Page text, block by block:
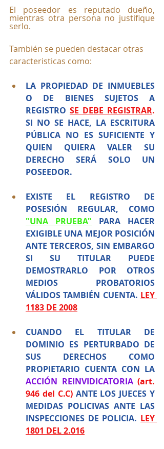
El poseedor es reputado dueño,
mientras otra persona no justifique
serlo.
También se pueden destacar otras
caracteristicas como:
LA PROPIEDAD DE INMUEBLES
O DE BIENES SUJETOS A
REGISTRO SE DEBE REGISTRAR
SI NO SE HACE, LA ESCRITURA
PÚBLICA NO ES SUFICIENTE Y
QUIEN QUIERA VALER SU
DERECHO SERÁ SOLO UN
POSEEDOR.
EXISTE EL REGISTRO DE
"UNA PRUEBA" PARA HACER
EXIGIBLE UNA MEJOR POSICIÓN
ANTE TERCEROS, SIN EMBARGO
SI SU TITULAR PUEDE
DEMOSTRARLO POR OTROS
MEDIOS PROBATORIOS
VÁLIDOS TAMBIÉN CUENTA. LEY
1183 DE 2008
CUANDO EL TITULAR DE
DOMINIO ES PERTURBADO DE
SUS DERECHOS COMO
ACCIÓN REINVIDICATORIA (art.
946 del C.C) ANTE LOS JUECES Y
MEDIDAS POLICIVAS ANTE LAS
INSPECCIONES DE POLICIA. LEY
1801 DEL 2.016